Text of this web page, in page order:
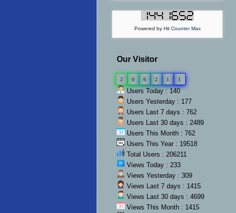
Powered by Hit Counter Max
Our Visitor
2 0 6 2 1 1
Users Today : 140
Users Yesterday : 177
Users Last 7 days : 762
Users Last 30 days : 2489
Users This Month : 762
Users This Year : 19518
Total Users : 206211
Views Today : 233
Views Yesterday : 309
Views Last 7 days : 1415
Views Last 30 days : 4699
Views This Month : 1415